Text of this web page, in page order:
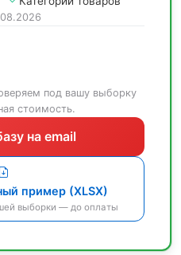
под вашу выборку
стоимость.
на email
пример (XLSX)
выборки — до оплаты